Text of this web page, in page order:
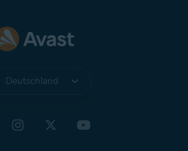
Deutschland